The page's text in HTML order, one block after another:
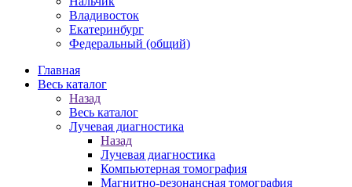
Владивосток
Екатеринбург
Федеральный (общий)
Главная
Весь каталог
Назад
Весь каталог
Лучевая диагностика
Назад
Лучевая диагностика
Компьютерная томография
Магнитно-резонансная томография